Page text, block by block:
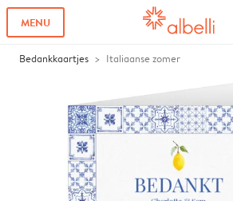
MENU
Bedankkaartjes Italiaanse zomer